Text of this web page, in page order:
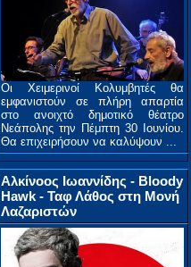
Οι Χειμερινοί Κολυμβητές θα
εμφανιστούν σε πλήρη απαρτία
στο ανοιχτό δημοτικό θέατρο
Νεάπολης την Πέμπτη 30 Ιουνίου.
Θα επιχειρήσουν να καλύψουν ...
Αλκίνοος Ιωαννίδης - Bloody
Hawk - Ταφ Λάθος στη Μονή
Λαζαριστών